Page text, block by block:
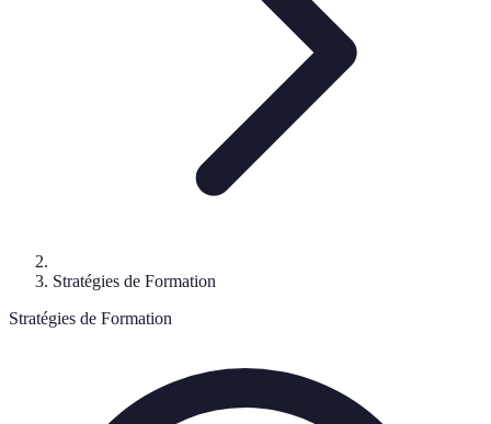
Stratégies de Formation
Stratégies de Formation